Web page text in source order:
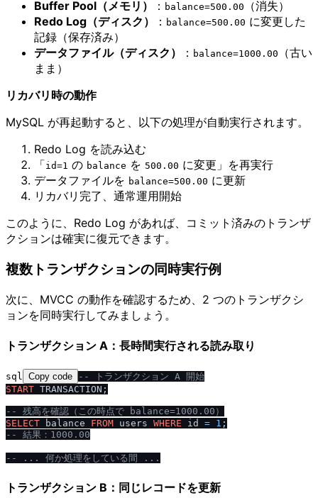
Buffer Pool（メモリ）
： balance=500.00
（消失）
Redo Log（ディスク）
： balance=500.00 に変更した
記録（保存済み）
データファイル（ディスク）
： balance=1000.00
（古い
まま）
リカバリ時の動作
MySQL が再起動すると、以下の処理が自動実行されます。
Redo Log を読み込む
「id=1 の balance を 500.00 に変更」を再実行
データファイルを balance=500.00 に更新
リカバリ完了、通常運用開始
このように、Redo Log があれば、コミット済みのトランザ
クションは確実に復元できます。
複数トランザクションの同時実行例
次に、MVCC の動作を確認するため、2 つのトランザクシ
ョンを同時実行してみましょう。
トランザクション A：長時間実行される読み取り
sql Copy code
-- トランザクション A 開始
START TRANSACTION;
-- 残高を確認（この時点で balance=1000.00）
SELECT balance FROM users WHERE id = 1
-- 結果：1000.00
-- ... 何か処理をしている間 ...
トランザクション B：同じレコードを更新